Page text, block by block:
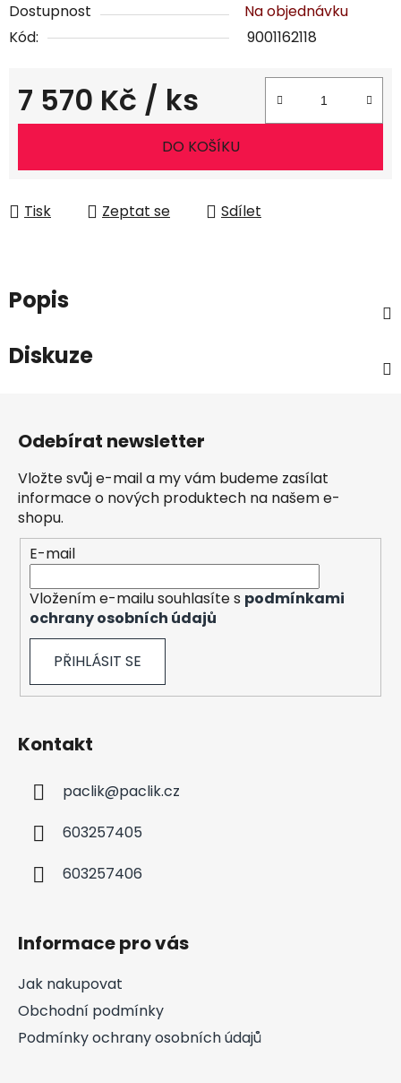
Dostupnost
Na objednávku
Kód:
9001162118
7 570 Kč / ks
Měrná cena:
DO KOŠÍKU
Tisk Zeptat se Sdílet
Popis
Diskuze
Odebírat newsletter
Vložte svůj e-mail a my vám budeme zasílat
informace o nových produktech na našem e-
shopu.
E-mail
Vložením e-mailu souhlasíte s podmínkami
ochrany osobních údajů
PŘIHLÁSIT SE
Kontakt
paclik@paclik.cz
603257405
603257406
Informace pro vás
Jak nakupovat
Obchodní podmínky
Podmínky ochrany osobních údajů